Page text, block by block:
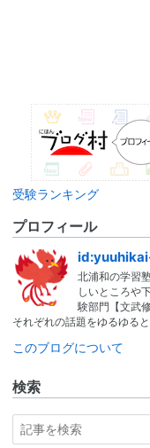
受験ランキング
プロフィール
北浦和の学習
しいところや
験部門【文武
それぞれの話題をゆるゆる
このブログについて
検索